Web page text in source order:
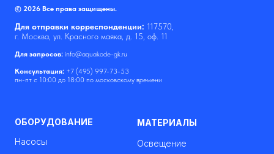
© 2026 Все права защищены.
Для отправки корреспонденции: 117570,
г. Москва, ул. Красного маяка, д. 15, оф. 11
Для запросов: info@aquakode-gk.ru
Консультация: +7 (495) 997-73-53
пн-пт с 10:00 до 18:00 по московскому времени
ОБОРУДОВАНИЕ
Насосы
МАТЕРИАЛЫ
Освещение